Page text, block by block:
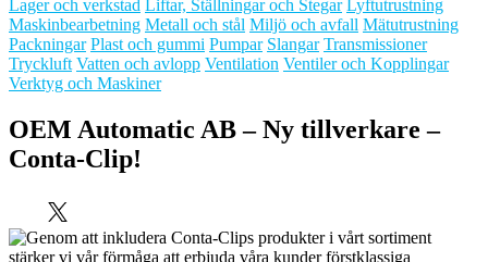
Lager och verkstad Liftar, Ställningar och Stegar Lyftutrustning
Maskinbearbetning Metall och stål Miljö och avfall Mätutrustning
Packningar Plast och gummi Pumpar Slangar Transmissioner
Tryckluft Vatten och avlopp Ventilation Ventiler och Kopplingar
Verktyg och Maskiner
OEM Automatic AB – Ny tillverkare –
Conta-Clip!